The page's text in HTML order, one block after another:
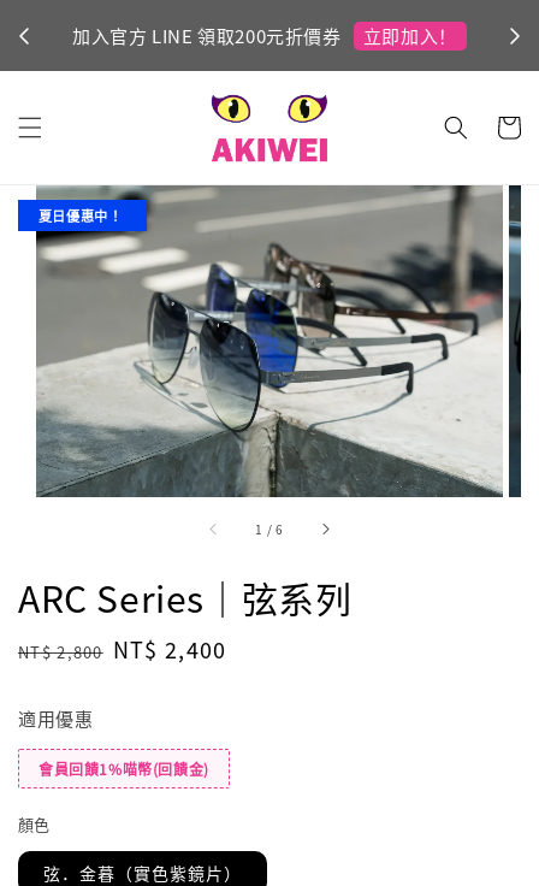
加入官方 LINE 領取200元折價券 立即加入！
1 /6
夏日優惠中 ！
ARC Series｜弦系列
Regular
NT$ 2,800 Sale
NT$ 2,400
適用優惠
會員回饋1%喵幣(回饋金)
顏色
弦．金暮（實色紫鏡片）